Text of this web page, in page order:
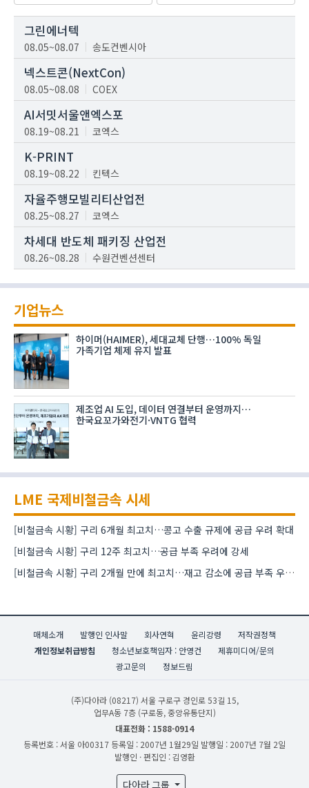
그린에너텍
08.05~08.07 송도컨벤시아
넥스트콘(NextCon)
08.05~08.08 COEX
AI서밋서울앤엑스포
08.19~08.21 코엑스
K-PRINT
08.19~08.22 킨텍스
자율주행모빌리티산업전
08.25~08.27 코엑스
차세대 반도체 패키징 산업전
08.26~08.28 수원컨벤션센터
기업뉴스
하이머(HAIMER), 세대교체 단행…100% 독일
가족기업 체제 유지 발표
제조업 AI 도입, 데이터 연결부터 운영까지…
한국요꼬가와전기·VNTG 협력
LME 국제비철금속 시세
[비철금속 시황] 구리 6개월 최고치…콩고 수출 규제에 공급 우려 확대
[비철금속 시황] 구리 12주 최고치…공급 부족 우려에 강세
[비철금속 시황] 구리 2개월 만에 최고치…재고 감소에 공급 부족 우려 확대
매체소개 발행인 인사말 회사연혁 윤리강령
저작권정책
개인정보취급방침
청소년보호책임자 : 안영건
제휴미디어/문의
광고문의
정보드림
(주)다아라 (08217) 서울 구로구 경인로 53길 15,
업무A동 7층 (구로동, 중앙유통단지)
대표전화 : 1588-0914
등록번호 : 서울 아00317 등록일 : 2007년 1월29일 발행일 : 2007년 7월 2일
발행인 · 편집인 : 김영환
다아라 그룹